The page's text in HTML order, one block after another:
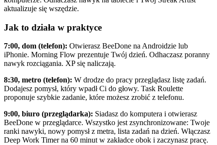
aktualizuje się wszędzie.
Jak to działa w praktyce
7:00, dom (telefon): Otwierasz BeeDone na Androidzie lub
iPhonie. Morning Flow prezentuje Twój dzień. Odhaczasz poranny
nawyk rozciągania. XP się naliczają.
8:30, metro (telefon): W drodze do pracy przeglądasz listę zadań.
Dodajesz pomysł, który wpadł Ci do głowy. Task Roulette
proponuje szybkie zadanie, które możesz zrobić z telefonu.
9:00, biuro (przeglądarka): Siadasz do komputera i otwierasz
BeeDone w przeglądarce. Wszystko jest zsynchronizowane: Twoje
ranki nawyki, nowy pomysł z metra, lista zadań na dzień. Włączasz
Deep Work Timer na 60 minut w zakładce obok i zaczynasz pracę.